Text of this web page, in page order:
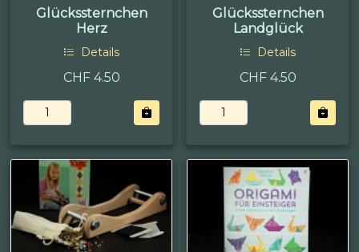
Glückssternchen
Herz
Details
CHF 4.50
Glückssternchen
Landglück
Details
CHF 4.50